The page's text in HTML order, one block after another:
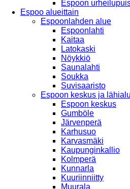
Espoon
Espoo alueittain
Espoonlahden alue
Espoonlahti
Kaitaa
Latokaski
Nöykkiö
Saunalahti
Soukka
Suvisaaristo
Espoon keskus ja
Espoon keskus
Gumböle
Järvenperä
Karhusuo
Karvasmäki
Kaupunginkallio
Kolmperä
Kunnarla
Kuuriinniitty
Muurala